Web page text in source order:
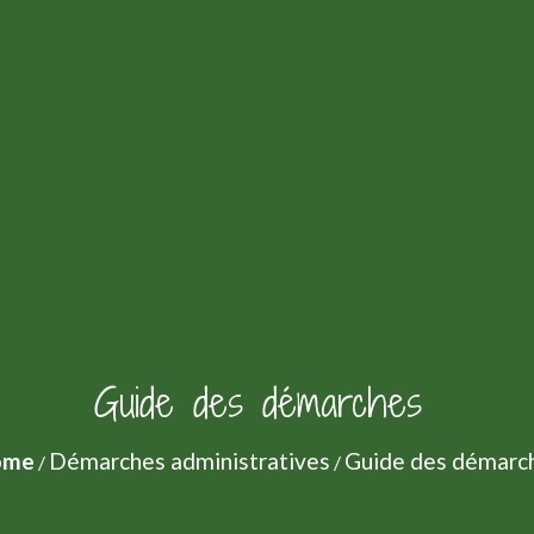
Guide des démarches
/ Démarches administratives / Guide des